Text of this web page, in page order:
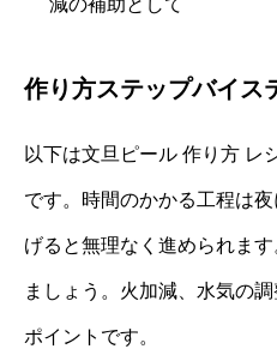
減の補助として
作り方ステップバイス
以下は文旦ピール 作り方 レ
です。時間のかかる工程は
げると無理なく進められま
ましょう。火加減、水気の
ポイントです。